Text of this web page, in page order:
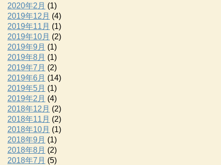
2020年2月 (1)
2019年12月 (4)
2019年11月 (1)
2019年10月 (2)
2019年9月 (1)
2019年8月 (1)
2019年7月 (2)
2019年6月 (14)
2019年5月 (1)
2019年2月 (4)
2018年12月 (2)
2018年11月 (2)
2018年10月 (1)
2018年9月 (1)
2018年8月 (2)
2018年7月 (5)